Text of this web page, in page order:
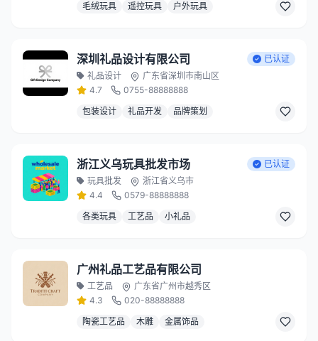
毛绒玩具
遥控玩具 户外玩具
深圳礼品设计有限公司
已认证
礼品设计
广东省深圳市南山区
4.7
0755-88888888
包装设计
礼品开发 品牌策划
浙江义乌玩具批发市场
已认证
玩具批发
浙江省义乌市
4.4
0579-88888888
各类玩具
工艺品 小礼品
广州礼品工艺品有限公司
工艺品
广东省广州市越秀区
4.3
020-88888888
陶瓷工艺品
木雕 金属饰品